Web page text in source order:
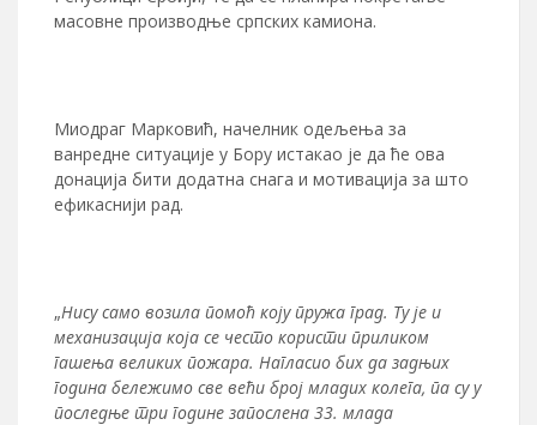
масовне производње српских камиона.
Миодраг Марковић, начелник одељења за
ванредне ситуације у Бору истакао је да ће ова
донација бити додатна снага и мотивација за што
ефикаснији рад.
„Нису само возила помоћ коју пружа град. Ту је и
механизација која се често користи приликом
гашења великих пожара. Нагласио бих да задњих
година бележимо све већи број младих колега, па су у
последње три године запослена 33. млада